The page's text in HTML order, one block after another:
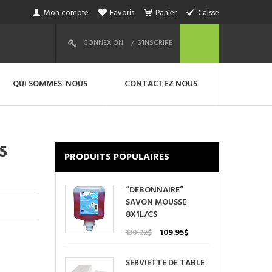
Mon compte Favoris Panier Caisse
CONNEXION S’INSCRIRE
QUI SOMMES-NOUS CONTACTEZ NOUS
PRODUITS POPULAIRES
“DEBONNAIRE”
SAVON MOUSSE
8X1L/CS
130.22$
Le
initial
était :
109.95$Le
actuel
est :
SERVIETTE DE TABLE